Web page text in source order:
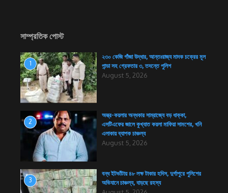
সাম্প্রতিক পোস্ট
1
২৩০ কেজি গাঁজা উদ্ধার, আন্তঃরাজ্য মাদক চক্রের মূল
পান্ডা সহ গ্রেফতার ৩, তদন্তে পুলিশ
August 5, 2026
2
অস্ত্র-কয়লার অন্ধকার সাম্রাজ্যে বড় ধাক্কা,
এসটিএফের জালে কুখ্যাত কয়লা মাফিয়া সামশের, খনি
এলাকায় ব্যাপক চাঞ্চল্য
August 5, 2026
3
বন্ধ ইটভাঁটায় ৪৮ লক্ষ টাকার হদিস, দুর্গাপুরে পুলিশের
অভিযানে চাঞ্চল্য, বাড়ছে রহস্য